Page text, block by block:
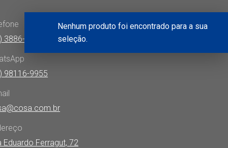
Nenhum produto foi encontrado para a sua
seleção.
3886-3003
98116-9955
Eduardo Ferragut, 72